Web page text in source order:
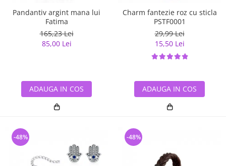
Pandantiv argint mana lui
Fatima
165,23 Lei
85,00 Lei
ADAUGA IN COS
Charm fantezie roz cu sticla
PSTF0001
29,99 Lei
15,50 Lei
ADAUGA IN COS
-48% -48%